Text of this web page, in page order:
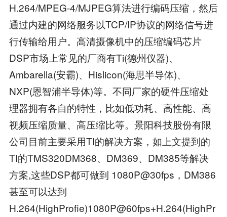
H.264/MPEG-4/MJPEG算法进行编码压缩，然后
通过内建的网络服务以TCP/IP协议的网络信号进
行传输给用户。高清摄像机中的压缩编码芯片
DSP市场上常见的厂商有Ti(德州仪器)、
Ambarella(安霸)、Hislicon(海思半导体)、
NXP(恩智浦半导体)等。不同厂家的硬件压缩处
理器拥有各自的特性，比如低功耗、高性能、高
视频压缩质量、高压缩比等。景阳科技股份有限
公司目前主要采用TI的解决方案，如上文提到的
TI的TMS320DM368、DM369、DM385等解决
方案,这些DSP都可做到 1080P@30fps，DM386
甚至可以达到
H.264(HighProfie)1080P@60fps+H.264(HighPr